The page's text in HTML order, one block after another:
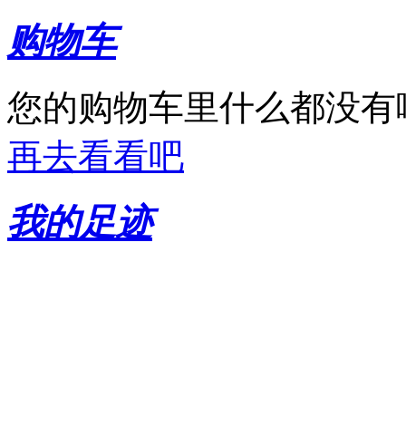
购物车
您的购物车里什么都没有
再去看看吧
我的足迹